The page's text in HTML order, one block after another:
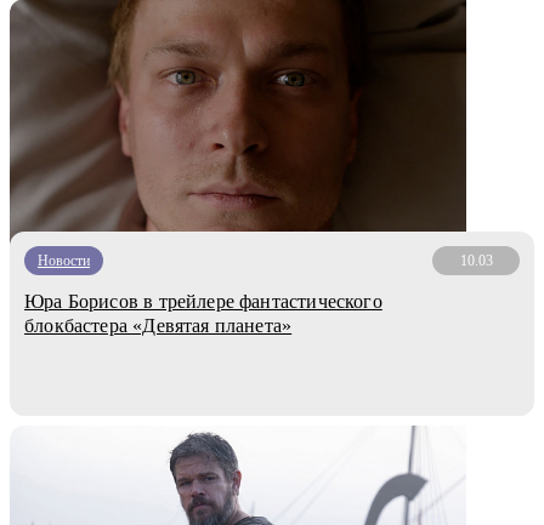
Новости 10.03
Юра Борисов в трейлере фантастического
блокбастера «Девятая планета»